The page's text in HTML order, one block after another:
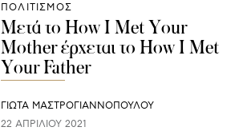
ΠΟΛΙΤΙΣΜΟΣ
Μετά το How I Met Your
Mother έρχεται το How I Met
Your Father
ΓΙΩΤΑ ΜΑΣΤΡΟΓΙΑΝΝΟΠΟΥΛΟΥ
22 ΑΠΡΙΛΊΟΥ 2021